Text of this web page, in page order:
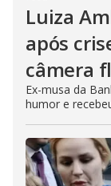
Luiza
após
câmera
Ex-musa da
humor e